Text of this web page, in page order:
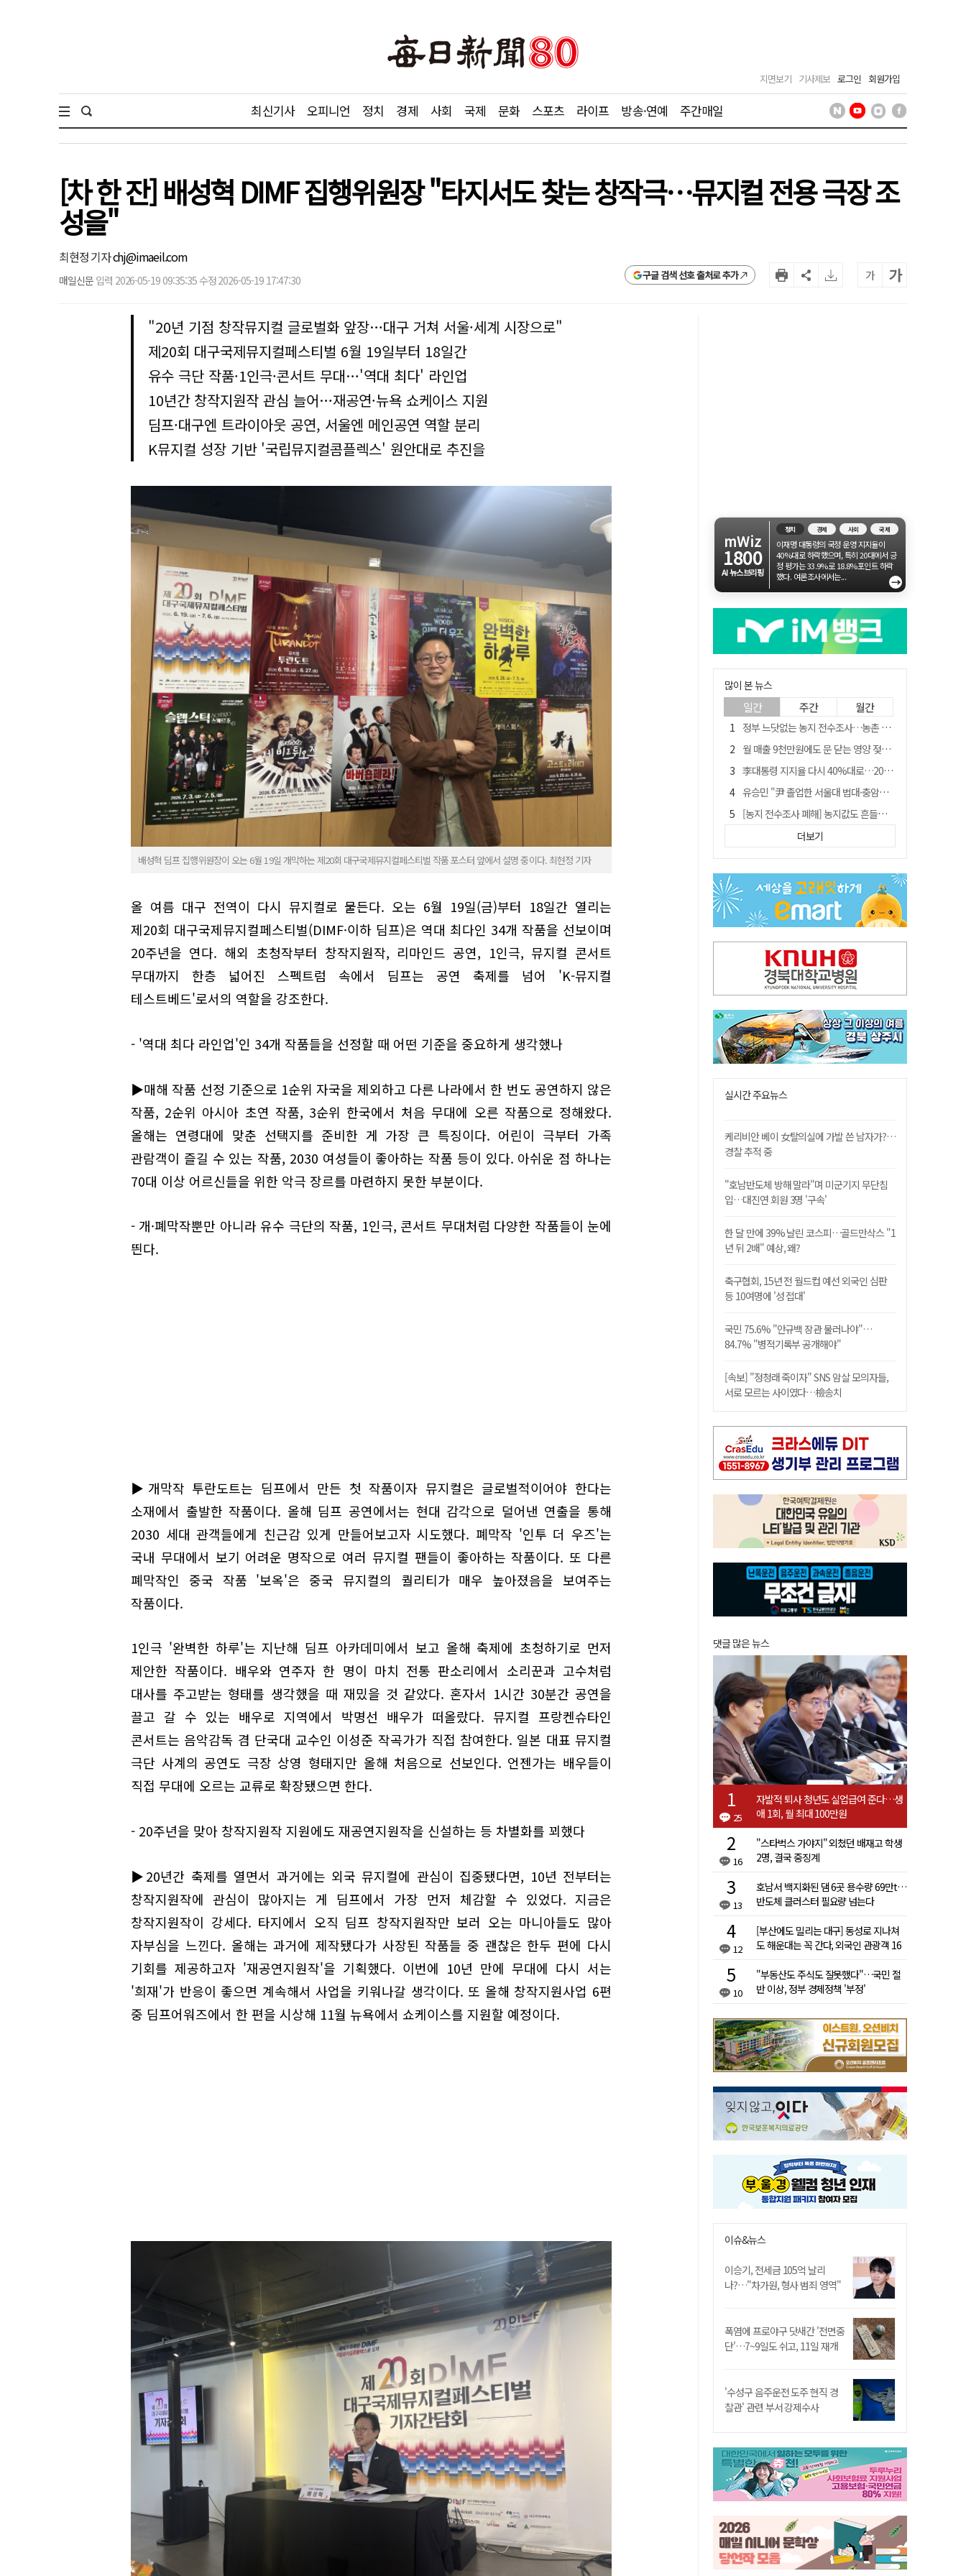
지면보기 기사제보 로그인 회원가입
최신기사 오피니언 정치 경제 사회 국제 문화 스포츠 라이프 방송·연예 주간매일
[차 한 잔] 배성혁 DIMF 집행위원장 "타지서도 찾는 창작극…뮤지컬 전용 극장 조
성을"
최현정 기자chj@imaeil.com
매일신문 입력 2026-05-19 09:35:35 수정 2026-05-19 17:47:30 구글 검색 선호 출처로 추가 가 가
"20년 기점 창작뮤지컬 글로벌화 앞장…대구 거쳐 서울·세계 시장으로"
제20회 대구국제뮤지컬페스티벌 6월 19일부터 18일간
유수 극단 작품·1인극·콘서트 무대…'역대 최다' 라인업
10년간 창작지원작 관심 늘어…재공연·뉴욕 쇼케이스 지원
딤프·대구엔 트라이아웃 공연, 서울엔 메인공연 역할 분리
K뮤지컬 성장 기반 '국립뮤지컬콤플렉스' 원안대로 추진을
배성혁 딤프 집행위원장이 오는 6월 19일 개막하는 제20회 대구국제뮤지컬페스티벌 작품 포스터 앞에서 설명 중이다. 최현정 기자
올 여름 대구 전역이 다시 뮤지컬로 물든다. 오는 6월 19일(금)부터 18일간 열리는
제20회 대구국제뮤지컬페스티벌(DIMF·이하 딤프)은 역대 최다인 34개 작품을 선보이며
20주년을 연다. 해외 초청작부터 창작지원작, 리마인드 공연, 1인극, 뮤지컬 콘서트
무대까지 한층 넓어진 스펙트럼 속에서 딤프는 공연 축제를 넘어 'K-뮤지컬
테스트베드'로서의 역할을 강조한다.
- '역대 최다 라인업'인 34개 작품들을 선정할 때 어떤 기준을 중요하게 생각했나
▶매해 작품 선정 기준으로 1순위 자국을 제외하고 다른 나라에서 한 번도 공연하지 않은
작품, 2순위 아시아 초연 작품, 3순위 한국에서 처음 무대에 오른 작품으로 정해왔다.
올해는 연령대에 맞춘 선택지를 준비한 게 가장 큰 특징이다. 어린이 극부터 가족
관람객이 즐길 수 있는 작품, 2030 여성들이 좋아하는 작품 등이 있다. 아쉬운 점 하나는
70대 이상 어르신들을 위한 악극 장르를 마련하지 못한 부분이다.
- 개·폐막작뿐만 아니라 유수 극단의 작품, 1인극, 콘서트 무대처럼 다양한 작품들이 눈에
띈다.
▶개막작 투란도트는 딤프에서 만든 첫 작품이자 뮤지컬은 글로벌적이어야 한다는
소재에서 출발한 작품이다. 올해 딤프 공연에서는 현대 감각으로 덜어낸 연출을 통해
2030 세대 관객들에게 친근감 있게 만들어보고자 시도했다. 폐막작 '인투 더 우즈'는
국내 무대에서 보기 어려운 명작으로 여러 뮤지컬 팬들이 좋아하는 작품이다. 또 다른
폐막작인 중국 작품 '보옥'은 중국 뮤지컬의 퀄리티가 매우 높아졌음을 보여주는
작품이다.
1인극 '완벽한 하루'는 지난해 딤프 아카데미에서 보고 올해 축제에 초청하기로 먼저
제안한 작품이다. 배우와 연주자 한 명이 마치 전통 판소리에서 소리꾼과 고수처럼
대사를 주고받는 형태를 생각했을 때 재밌을 것 같았다. 혼자서 1시간 30분간 공연을
끌고 갈 수 있는 배우로 지역에서 박명선 배우가 떠올랐다. 뮤지컬 프랑켄슈타인
콘서트는 음악감독 겸 단국대 교수인 이성준 작곡가가 직접 참여한다. 일본 대표 뮤지컬
극단 사계의 공연도 극장 상영 형태지만 올해 처음으로 선보인다. 언젠가는 배우들이
직접 무대에 오르는 교류로 확장됐으면 한다.
- 20주년을 맞아 창작지원작 지원에도 재공연지원작을 신설하는 등 차별화를 꾀했다
▶20년간 축제를 열면서 과거에는 외국 뮤지컬에 관심이 집중됐다면, 10년 전부터는
창작지원작에 관심이 많아지는 게 딤프에서 가장 먼저 체감할 수 있었다. 지금은
창작지원작이 강세다. 타지에서 오직 딤프 창작지원작만 보러 오는 마니아들도 많아
자부심을 느낀다. 올해는 과거에 제작됐다가 사장된 작품들 중 괜찮은 한두 편에 다시
기회를 제공하고자 '재공연지원작'을 기획했다. 이번에 10년 만에 무대에 다시 서는
'희재'가 반응이 좋으면 계속해서 사업을 키워나갈 생각이다. 또 올해 창작지원사업 6편
중 딤프어워즈에서 한 편을 시상해 11월 뉴욕에서 쇼케이스를 지원할 예정이다.
mWiz
1800
AI 뉴스브리핑
정치 경제 사회 국제
이재명 대통령의 국정 운영 지지율이
40%대로 하락했으며, 특히 20대에서 긍
정 평가는 33.9%로 18.8%포인트 하락
했다. 여론조사에서는...
→
많이 본 뉴스
일간 주간 월간
정부 느닷없는 농지 전수조사…농촌 들쑤시는 '경자유전'의 칼날
월 매출 9천만원에도 문 닫는 영양 젖소농장… "일할 사람이 없어"
李대통령 지지율 다시 40%대로…20대는 18.8%p 급락
유승민 "尹 졸업한 서울대 법대·충암고도 없애야"…李 육사 통합 직격
[농지 전수조사 폐해] 농지값도 흔들리나…"도지 막히면 헐값 매물 나올 수도"
지역활성화 펀드 9호…포항 AI 데이터센터에 6천억 투입
경북 영천시, 9월부터 11월까지 반값 여행 혜택 제공
아쉬운 태클
'솔리다임 IPO 추진설' SK하이닉스, 주가 9% 급락
더보기
실시간 주요뉴스
케리비안 베이 女탈의실에 가발 쓴 남자가?…
경찰 추적 중
"호남반도체 방해 말라"며 미군기지 무단침
입…대진연 회원 3명 '구속'
한 달 만에 39% 날린 코스피…골드만삭스 "1
년 뒤 2배" 예상, 왜?
축구협회, 15년 전 월드컵 예선 외국인 심판
등 10여명에 '성 접대'
국민 75.6% "안규백 장관 물러나야"…
84.7% "병적기록부 공개해야"
[속보] "정청래 죽이자" SNS 암살 모의자들,
서로 모르는 사이였다…檢송치
댓글 많은 뉴스
25
자발적 퇴사 청년도 실업급여 준다…생
애 1회, 월 최대 100만원
16
"스타벅스 가야지" 외쳤던 배재고 학생
2명, 결국 중징계
13
호남서 백지화된 댐 6곳 용수량 69만t…
반도체 클러스터 필요량 넘는다
12
[부산에도 밀리는 대구] 동성로 지나쳐
도 해운대는 꼭 간다, 외국인 관광객 16
10
"부동산도 주식도 잘못했다"…국민 절
반 이상, 정부 경제정책 '부정'
이슈&뉴스
이승기, 전세금 105억 날리
나?…"차가원, 형사 범죄 영역"
폭염에 프로야구 닷새간 '전면중
단'…7~9일도 쉬고, 11일 재개
'수성구 음주운전 도주 현직 경
찰관' 관련 부서 강제수사